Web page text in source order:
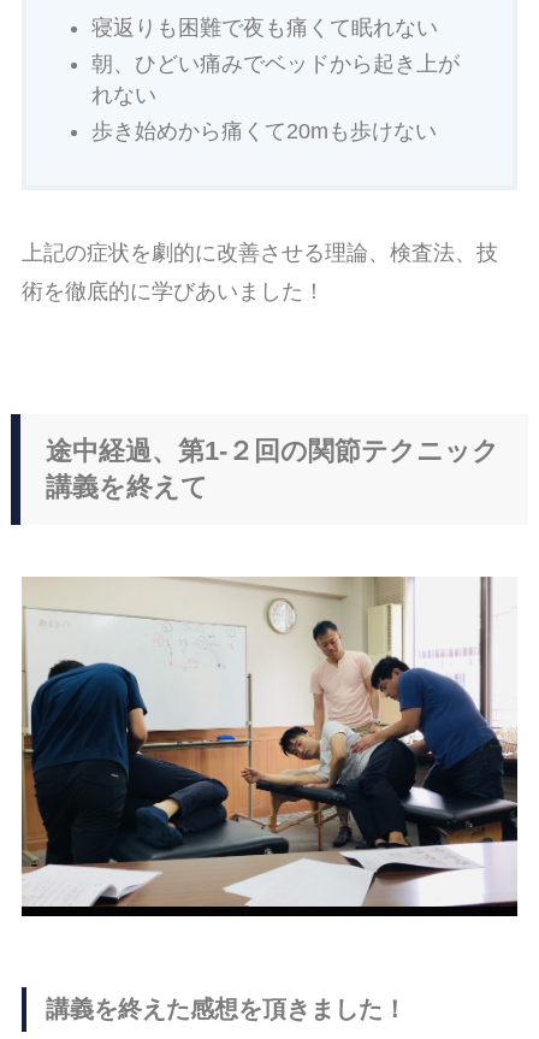
寝返りも困難で夜も痛くて眠れない
朝、ひどい痛みでベッドから起き上が
れない
歩き始めから痛くて20mも歩けない
上記の症状を劇的に改善させる理論、検査法、技
術を徹底的に学びあいました！
途中経過、第1-２回の関節テクニック
講義を終えて
講義を終えた感想を頂きました！